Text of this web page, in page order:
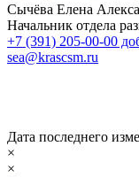
Сычёва Елена
Начальник отдела
+7 (391) 205-00-00
sea@krascsm.ru
Дата последнего
×
×